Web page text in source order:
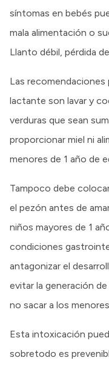
síntomas en bebés
mala alimentación o
Llanto débil, pérdida
Las recomendaciones
lactante son lavar y
verduras que sean
proporcionar miel ni
menores de 1 año de
Tampoco debe
el pezón antes de
niños mayores de 1
condiciones
antagonizar el
evitar la generación
no sacar a los
Esta intoxicación
sobretodo es